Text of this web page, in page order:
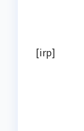
[irp]